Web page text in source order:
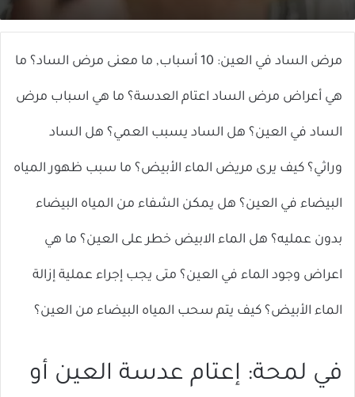
مرض الساد في العين: 10 أسباب, ما معنى مرض الساد؟ ما
هي أعراض مرض الساد اعتام العدسة؟ ما هي اسباب مرض
الساد في العين؟ هل الساد يسبب العمي؟ هل الساد
وراثي؟ كيف يرى مريض الماء الأبيض؟ ما سبب ظهور المياه
البيضاء في العين؟ هل يمكن الشفاء من المياه البيضاء
بدون عمليه؟ هل الماء الابيض خطر على العين؟ ما هي
اعراض وجود الماء في العين؟ متى يجب إجراء عملية إزالة
الماء الأبيض؟ كيف يتم سحب المياه البيضاء من العين؟
في لمحة: إعتام عدسة العين أو